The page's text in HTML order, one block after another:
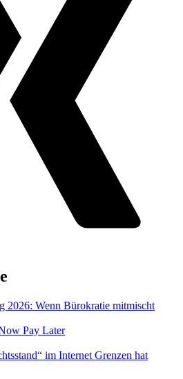
2026: Wenn Bürokratie mitmischt
Pay Later
im Internet Grenzen hat